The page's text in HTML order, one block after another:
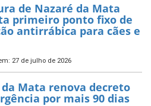
de Nazaré da Mata
primeiro ponto fixo de
antirrábica para cães e
27 de julho de 2026
Mata renova decreto
por mais 90 dias